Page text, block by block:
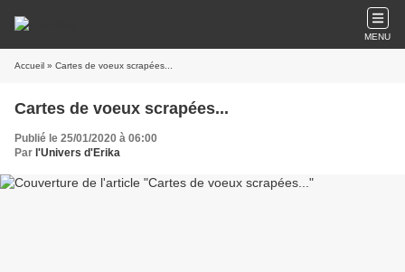
MENU
Accueil » Cartes de voeux scrapées...
Cartes de voeux scrapées...
Publié le 25/01/2020 à 06:00
Par l'Univers d'Erika